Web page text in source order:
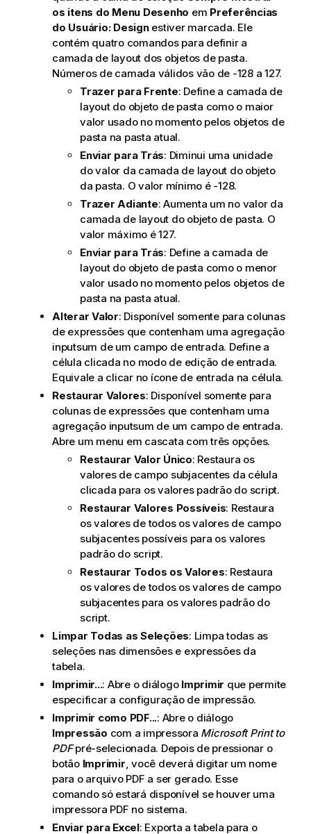
os itens do Menu Desenho em Preferências
do Usuário: Designestiver marcada. Ele
contém quatro comandos para definir a
camada de layout dos objetos de pasta.
Números de camada válidos vão de -128 a 127.
Trazer para Frente: Define a camada de
layout do objeto de pasta como o maior
valor usado no momento pelos objetos de
pasta na pasta atual.
Enviar para Trás: Diminui uma unidade
do valor da camada de layout do objeto
da pasta. O valor mínimo é -128.
Trazer Adiante: Aumenta um no valor da
camada de layout do objeto de pasta. O
valor máximo é 127.
Enviar para Trás: Define a camada de
layout do objeto de pasta como o menor
valor usado no momento pelos objetos de
pasta na pasta atual.
Alterar Valor: Disponível somente para colunas
de expressões que contenham uma agregação
inputsum de um campo de entrada. Define a
célula clicada no modo de edição de entrada.
Equivale a clicar no ícone de entrada na célula.
Restaurar Valores: Disponível somente para
colunas de expressões que contenham uma
agregação inputsum de um campo de entrada.
Abre um menu em cascata com três opções.
Restaurar Valor Único: Restaura os
valores de campo subjacentes da célula
clicada para os valores padrão do script.
Restaurar Valores Possíveis: Restaura
os valores de todos os valores de campo
subjacentes possíveis para os valores
padrão do script.
Restaurar Todos os Valores: Restaura
os valores de todos os valores de campo
subjacentes para os valores padrão do
script.
Limpar Todas as Seleções: Limpa todas as
seleções nas dimensões e expressões da
tabela.
Imprimir...: Abre o diálogo Imprimir que permite
especificar a configuração de impressão.
Imprimir como PDF...: Abre o diálogo
Impressão com a impressora Microsoft Print to
PDFpré-selecionada. Depois de pressionar o
botão Imprimir , você deverá digitar um nome
para o arquivo PDF a ser gerado. Esse
comando só estará disponível se houver uma
impressora PDF no sistema.
Enviar para Excel: Exporta a tabela para o